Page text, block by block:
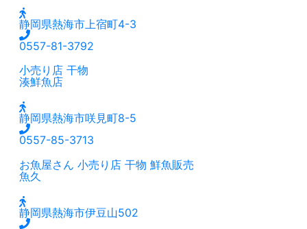
静岡県熱海市上宿町4-3
0557-81-3792
小売り店 干物
湊鮮魚店
静岡県熱海市咲見町8-5
0557-85-3713
お魚屋さん 小売り店 干物 鮮魚販売
魚久
静岡県熱海市伊豆山502